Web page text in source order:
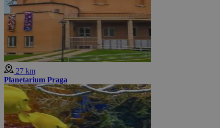
27 km
Planetarium Praga